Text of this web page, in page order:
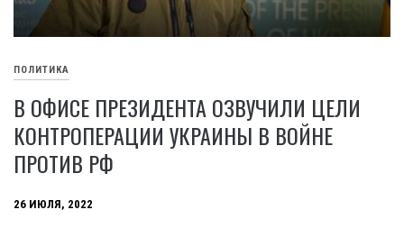
ПОЛИТИКА
В ОФИСЕ ПРЕЗИДЕНТА ОЗВУЧИЛИ ЦЕЛИ
КОНТРОПЕРАЦИИ УКРАИНЫ В ВОЙНЕ
ПРОТИВ РФ
26 ИЮЛЯ, 2022